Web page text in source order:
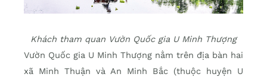
Khách tham quan Vườn Quốc gia U Minh Thượng
Vườn Quốc gia U Minh Thượng nằm trên địa bàn hai
xã Minh Thuận và An Minh Bắc (thuộc huyện U